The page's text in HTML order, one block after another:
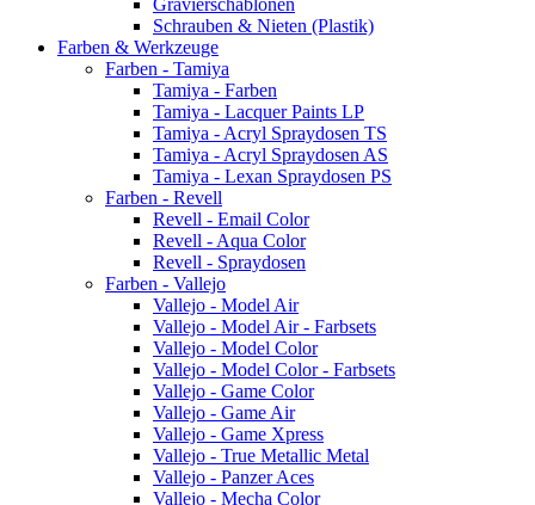
Gravierschablonen
Schrauben & Nieten (Plastik)
Farben & Werkzeuge
Farben - Tamiya
Tamiya - Farben
Tamiya - Lacquer Paints LP
Tamiya - Acryl Spraydosen TS
Tamiya - Acryl Spraydosen AS
Tamiya - Lexan Spraydosen PS
Farben - Revell
Revell - Email Color
Revell - Aqua Color
Revell - Spraydosen
Farben - Vallejo
Vallejo - Model Air
Vallejo - Model Air - Farbsets
Vallejo - Model Color
Vallejo - Model Color - Farbsets
Vallejo - Game Color
Vallejo - Game Air
Vallejo - Game Xpress
Vallejo - True Metallic Metal
Vallejo - Panzer Aces
Vallejo - Mecha Color